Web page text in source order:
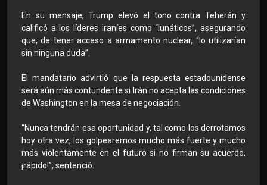
En su mensaje, Trump elevó el tono contra Teherán y
calificó a los líderes iraníes como “lunáticos”, asegurando
que, de tener acceso a armamento nuclear, “lo utilizarían
sin ninguna duda”.
El mandatario advirtió que la respuesta estadounidense
será aún más contundente si Irán no acepta las condiciones
de Washington en la mesa de negociación.
“Nunca tendrán esa oportunidad y, tal como los derrotamos
hoy otra vez, los golpearemos mucho más fuerte y mucho
más violentamente en el futuro si no firman su acuerdo,
¡rápido!”, sentenció.